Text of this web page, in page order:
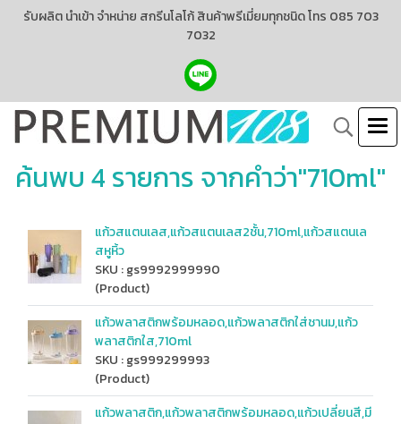
รับผลิต นำเข้า จำหน่าย สกรีนโลโก้ สินค้าพรีเมี่ยมทุกชนิด โทร 085 703
7032
ค้นพบ 4 รายการ จากคำว่า"710ml"
แก้วสแตนเลส,แก้วสแตนเลส2ชั้น,710ml,แก้วสแตนเล
สหูหิ้ว
SKU : gs9992999990
(Product)
แก้วพลาสติกพร้อมหลอด,แก้วพลาสติกใส่ชานม,แก้ว
พลาสติกใส,710ml
SKU : gs999299993
(Product)
แก้วพลาสติก,แก้วพลาสติกพร้อมหลอด,แก้วเปลี่ยนสี,มี